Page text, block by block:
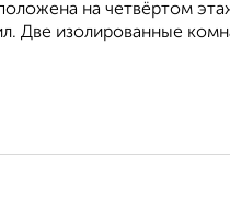
на четвёртом
Две изолированные